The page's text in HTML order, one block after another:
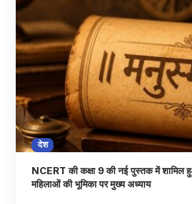
देश
NCERT की कक्षा 9 की नई पुस्तक में शामिल
महिलाओं की भूमिका पर मुख्य अध्याय